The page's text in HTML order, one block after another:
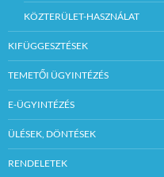
KÖZTERÜLET-HASZNÁLAT
KIFÜGGESZTÉSEK
TEMETŐI ÜGYINTÉZÉS
E-ÜGYINTÉZÉS
ÜLÉSEK, DÖNTÉSEK
RENDELETEK